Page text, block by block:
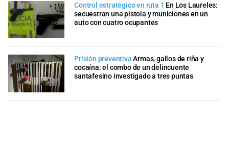
Control estratégico en ruta 1 En Los Laureles:
secuestran una pistola y municiones en un
auto con cuatro ocupantes
Prisión preventiva Armas, gallos de riña y
cocaína: el combo de un delincuente
santafesino investigado a tres puntas